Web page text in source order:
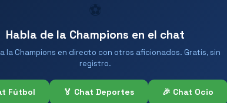
⚽
Habla de la Champions en el chat
la Champions en directo con otros aficionados. Gratis, sin
registro.
Fútbol 🏅 Chat Deportes 🎉 Chat Ocio